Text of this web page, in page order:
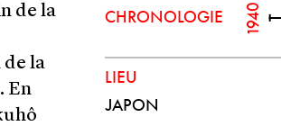
CHRONOLOGIE 1940
LIEU
JAPON
de la
la
. En